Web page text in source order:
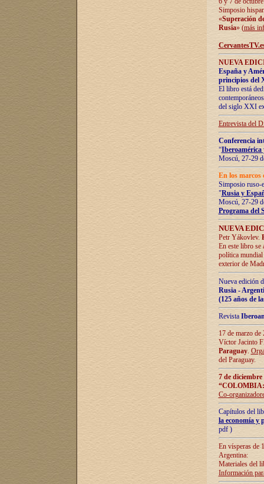
Simposio
«Superación
Rusia» (más
NUEVA
España y
principios del
El libro está
del siglo XXI
Entrevista del
Conferencia
“Iberoamérica
Moscú, 27-29
En los marcos
Simposio ruso-
"Rusia y
Moscú, 27-29
Programa del
NUEVA
Petr Yákovlev.
En este libro se
política mundial
exterior de
Nueva edición
Rusia -
(125 años de
Revista
17 de marzo
Víctor Jacinto
Paraguay.
del Paraguay.
7 de
Co-
Capítulos del
la economía y
pdf )
En vísperas de
Argentina:
Materiales del
Información